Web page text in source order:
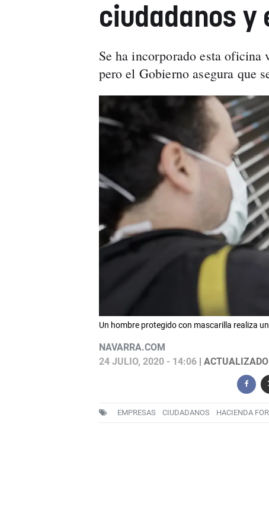
ciudadanos y
Se ha incorporado esta
pero el Gobierno asegura que
Un hombre protegido con mascarilla realiza
NAVARRA.COM
24 JULIO, 2020 - 14:06|
EMPRESAS CIUDADANOS HACIENDA